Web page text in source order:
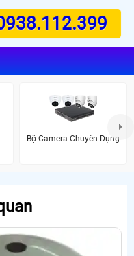
Bộ Camera Chuyên Dụng